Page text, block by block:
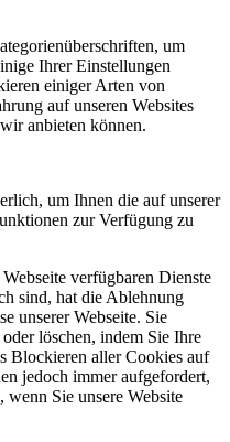
um
Ihrer Einstellungen
einiger Arten von
auf unseren Websites
anbieten können.
um Ihnen die auf unserer
zur Verfügung zu
verfügbaren Dienste
sind, hat die Ablehnung
unserer Webseite. Sie
löschen, indem Sie Ihre
Blockieren aller Cookies auf
jedoch immer aufgefordert,
wenn Sie unsere Website